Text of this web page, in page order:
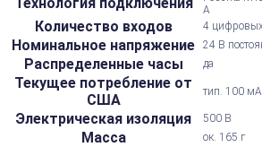
А
Количество входов 4
Номинальное напряжение 24 В
Распределенные часы да
Текущее потребление от
США
тип. 100 мА
Электрическая изоляция 500 В
Масса ок. 165 г